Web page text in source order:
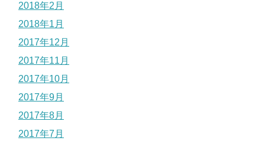
2018年2月
2018年1月
2017年12月
2017年11月
2017年10月
2017年9月
2017年8月
2017年7月